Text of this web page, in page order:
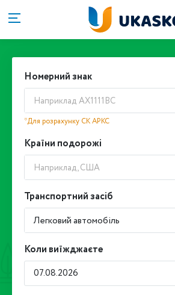
Номерний знак
Наприклад АХ1111ВС
*Для розрахунку СК АРКС
Країни подорожі
Наприклад, США
Транспортний засіб
Легковий автомобіль
Коли виїжджаєте